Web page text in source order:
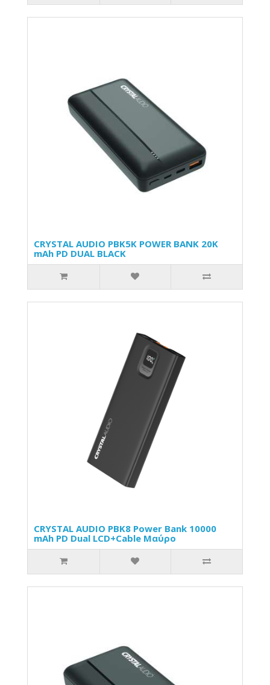
CRYSTAL AUDIO PBK5K POWER BANK 20K
mAh PD DUAL BLACK
CRYSTAL AUDIO PBK8 Power Bank 10000
mAh PD Dual LCD+Cable Μαύρο